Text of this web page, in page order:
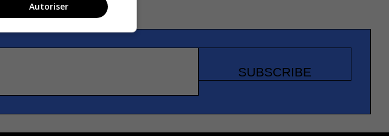
SUBSCRIBE
Autoriser